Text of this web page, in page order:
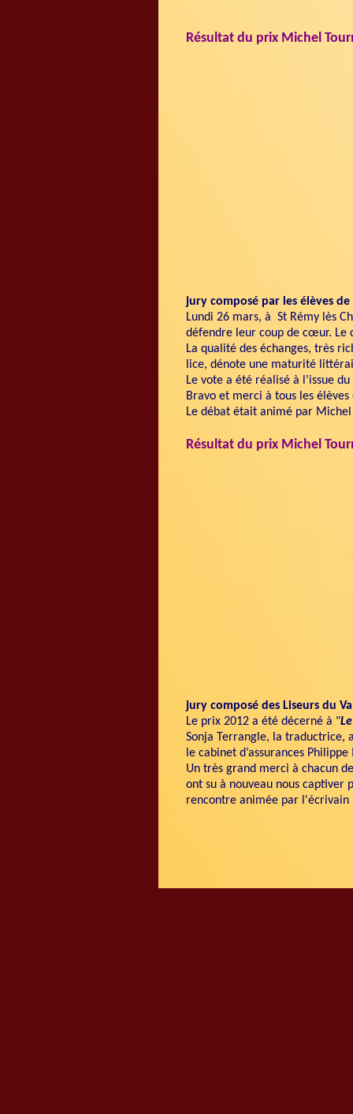
Résultat du prix Michel
jury composé par les élèves de
Lundi 26 mars, à St Rémy lès
défendre leur coup de cœur. Le
La qualité des échanges, très
lice, dénote une maturité
Le vote a été réalisé à l’issue
Bravo et merci à tous les
Le débat était animé par
Résultat du prix Michel
jury composé des Liseurs du
Le prix 2012 a été décerné à "
Sonja Terrangle, la traductrice,
le cabinet d’assurances
Un très grand merci à chacun
ont su à nouveau nous captiver
rencontre animée par l'écrivain